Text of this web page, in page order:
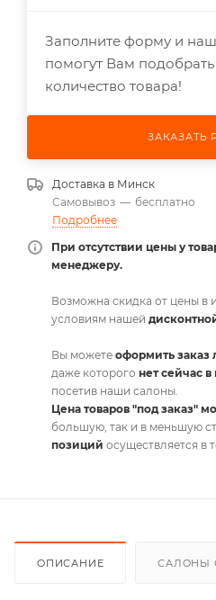
Заполните форму и
помогут Вам
количество товара!
ЗАКАЗАТЬ
Доставка в Минск
Самовывоз — бесплатно
Подробнее
При отсутствии цены у
менеджеру.
Возможна скидка от цены в
условиям нашей
Вы можете оформить заказ
даже которого нет сейчас
посетив наши салоны.
Цена товаров "под заказ"
большую, так и в меньшую
позиций осуществляется в
ОПИСАНИЕ САЛОНЫ